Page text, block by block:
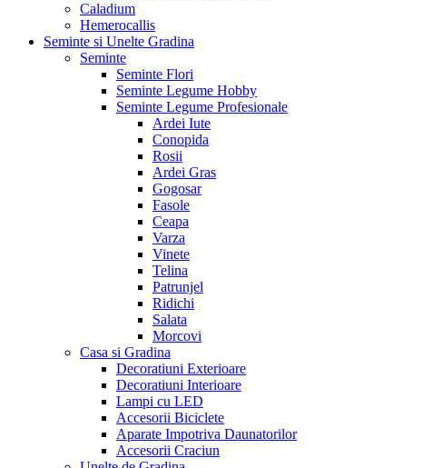
Caladium
Hemerocallis
Seminte si Unelte Gradina
Seminte
Seminte Flori
Seminte Legume Hobby
Seminte Legume Profesionale
Ardei Iute
Conopida
Rosii
Ardei Gras
Gogosar
Fasole
Ceapa
Varza
Vinete
Telina
Patrunjel
Ridichi
Salata
Morcovi
Casa si Gradina
Decoratiuni Exterioare
Decoratiuni Interioare
Lampi cu LED
Accesorii Biciclete
Aparate Impotriva Daunatorilor
Accesorii Craciun